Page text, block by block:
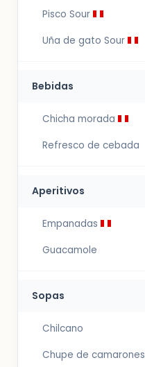
Pisco Sour
Uña de gato Sour
Bebidas
Chicha morada
Refresco de cebada
Aperitivos
Empanadas
Guacamole
Sopas
Chilcano
Chupe de camarones